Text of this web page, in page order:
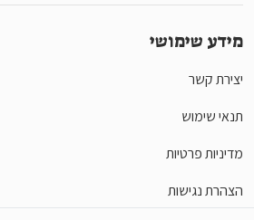
מידע שימושי
יצירת קשר
תנאי שימוש
מדיניות פרטיות
הצהרת נגישות